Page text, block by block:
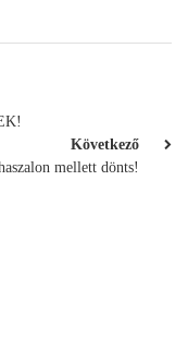
Következő
mellett dönts!